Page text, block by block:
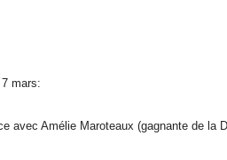
mars:
avec Amélie Maroteaux (gagnante de la